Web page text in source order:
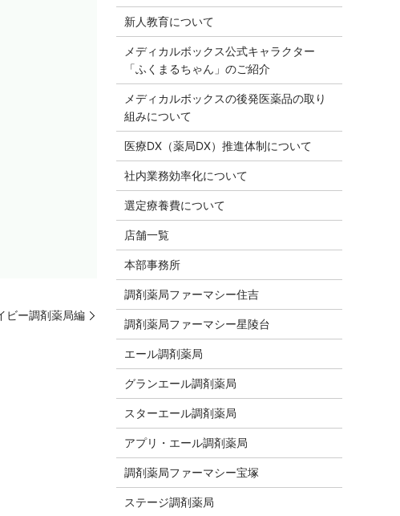
ー調剤薬局編
新人教育について
メディカルボックス公式キャラクター
「ふくまるちゃん」のご紹介
メディカルボックスの後発医薬品の取り
組みについて
医療DX（薬局DX）推進体制について
社内業務効率化について
選定療養費について
店舗一覧
本部事務所
調剤薬局ファーマシー住吉
調剤薬局ファーマシー星陵台
エール調剤薬局
グランエール調剤薬局
スターエール調剤薬局
アプリ・エール調剤薬局
調剤薬局ファーマシー宝塚
ステージ調剤薬局